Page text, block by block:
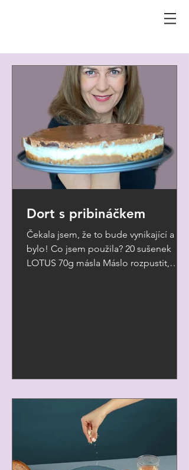
Dort s pribináčkem
Čekala jsem, že to bude vynikající a
bylo! Co jsem použila? 20 sušenek
LOTUS 70g másla Máslo rozpustit,